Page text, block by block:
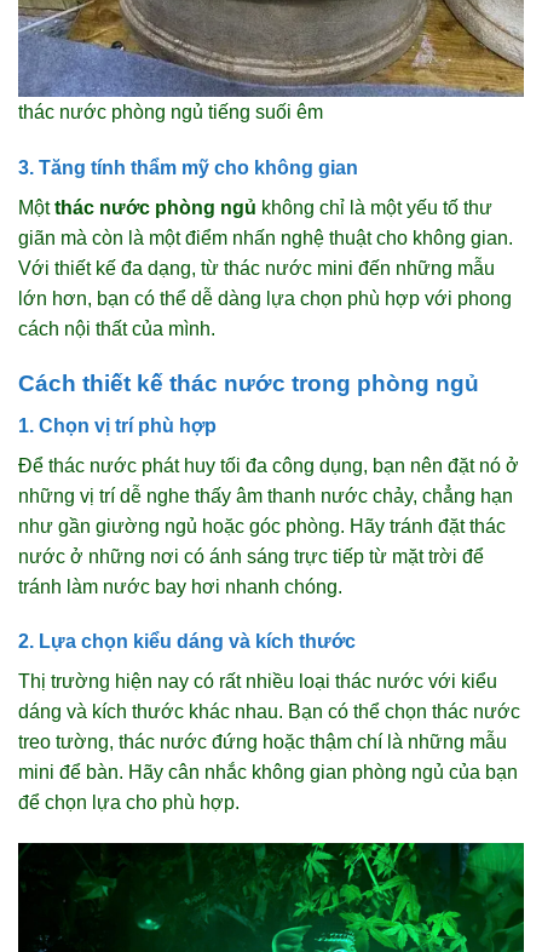
thác nước phòng ngủ tiếng suối êm
3. Tăng tính thẩm mỹ cho không gian
Mộtthác nước phòng ngủ không chỉ là một yếu tố thư
giãn mà còn là một điểm nhấn nghệ thuật cho không gian.
Với thiết kế đa dạng, từ thác nước mini đến những mẫu
lớn hơn, bạn có thể dễ dàng lựa chọn phù hợp với phong
cách nội thất của mình.
Cách thiết kế thác nước trong phòng ngủ
1. Chọn vị trí phù hợp
Để thác nước phát huy tối đa công dụng, bạn nên đặt nó ở
những vị trí dễ nghe thấy âm thanh nước chảy, chẳng hạn
như gần giường ngủ hoặc góc phòng. Hãy tránh đặt thác
nước ở những nơi có ánh sáng trực tiếp từ mặt trời để
tránh làm nước bay hơi nhanh chóng.
2. Lựa chọn kiểu dáng và kích thước
Thị trường hiện nay có rất nhiều loại thác nước với kiểu
dáng và kích thước khác nhau. Bạn có thể chọn thác nước
treo tường, thác nước đứng hoặc thậm chí là những mẫu
mini để bàn. Hãy cân nhắc không gian phòng ngủ của bạn
để chọn lựa cho phù hợp.